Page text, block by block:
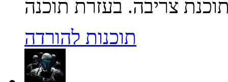
תוכנות להורדה